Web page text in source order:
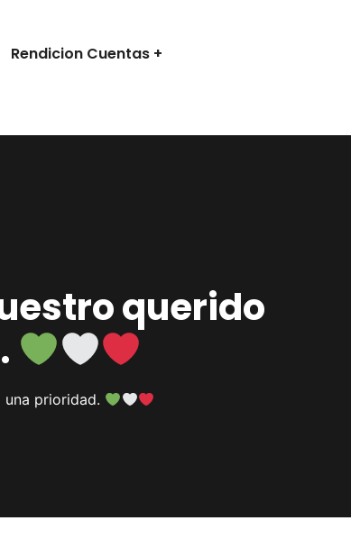
Rendicion Cuentas
querido
prioridad.